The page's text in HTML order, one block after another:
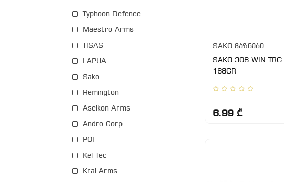
Typhoon Defence
Maestro Arms
TISAS
LAPUA
Sako
Remington
Aselkon Arms
Andro Corp
POF
Kel Tec
Kral Arms
SAKO ვაზნები
SAKO 308 WIN TRG
168GR
6.99 ₾